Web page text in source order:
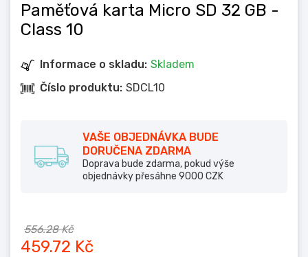
Paměťová karta Micro SD 32 GB -
Class 10
Informace o skladu: Skladem
Číslo produktu: SDCL10
VAŠE OBJEDNÁVKA BUDE
DORUČENA ZDARMA
Doprava bude zdarma, pokud výše
objednávky přesáhne 9000 CZK
556.28 Kč
459.72 Kč